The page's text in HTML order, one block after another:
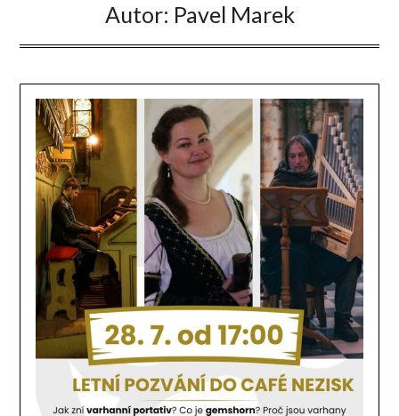
Autor: Pavel Marek